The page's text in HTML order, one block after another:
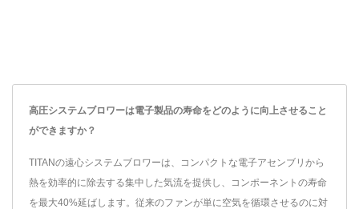
高圧システムブロワーは電子製品の寿命をどのように向上させること
ができますか？
TITANの遠心システムブロワーは、コンパクトな電子アセンブリから
熱を効率的に除去する集中した気流を提供し、コンポーネントの寿命
を最大40%延ばします。従来のファンが単に空気を循環させるのに対